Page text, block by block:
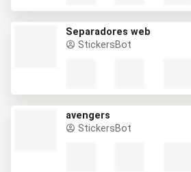
Separadores web
StickersBot
avengers
StickersBot